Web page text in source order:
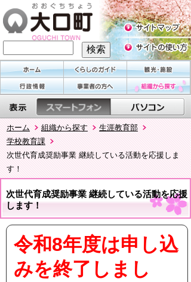
ホーム 組織から探す
生涯教育部
学校教育課
次世代育成奨励事業 継続している活動を応援しま
す！
次世代育成奨励事業 継続している活動を応援
します！
令和8年度は申し込
みを終了しまし